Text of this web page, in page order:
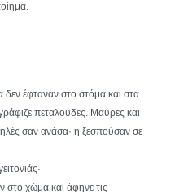
έφταναν στο στόμα και στα
πεταλούδες. Μαύρες και
σαν ανάσα· ή ξεσπούσαν σε
στο χώμα και άφηνε τις